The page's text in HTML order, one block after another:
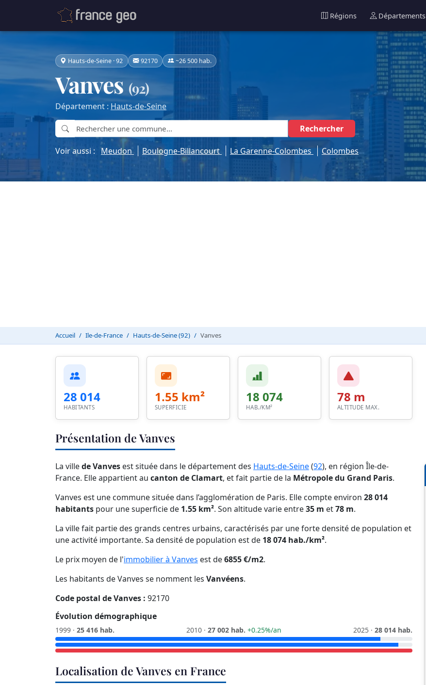
Régions Départements
Hauts-de-Seine · 92 92170 ~26 500 hab.
Vanves (92)
Département : Hauts-de-Seine
Rechercher
Voir aussi :Meudon Boulogne-Billancourt La Garenne-Colombes Colombes
Accueil Ile-de-France Hauts-de-Seine (92) Vanves
28 014
HABITANTS
1.55 km²
SUPERFICIE
18 074
HAB./KM²
78 m
ALTITUDE MAX.
Présentation de Vanves
La villede Vanves est située dans le département des Hauts-de-Seine(92), en région Île-de-
France. Elle appartient au canton de Clamart, et fait partie de la Métropole du Grand Paris.
Vanves est une commune située dans l’agglomération de Paris. Elle compte environ 28 014
habitants pour une superficie de 1.55 km². Son altitude varie entre35 m et78 m.
La ville fait partie des grands centres urbains, caractérisés par une forte densité de population et
une activité importante. Sa densité de population est de 18 074 hab./km².
Le prix moyen de l'immobilier à Vanves est de6855 €/m2.
Les habitants de Vanves se nomment les Vanvéens.
Code postal de Vanves : 92170
Évolution démographique
1999 · 25 416 hab. 2010 · 27 002 hab. +0.25%/an 2025 · 28 014 hab.
Localisation de Vanves en France